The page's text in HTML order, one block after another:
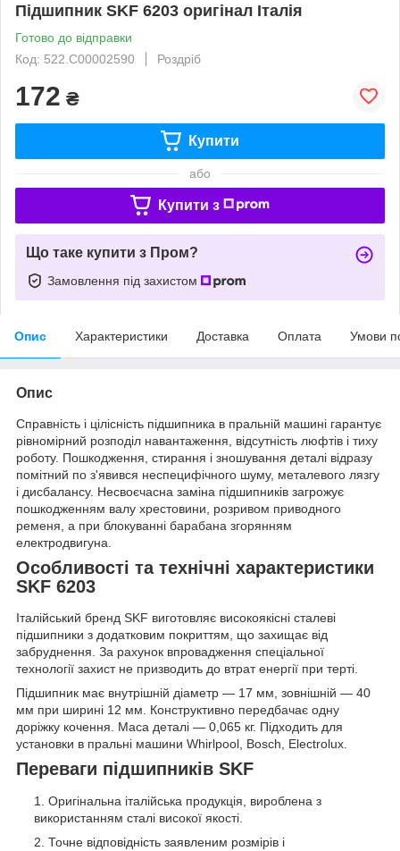
Підшипник SKF 6203 оригінал Італія
Готово до відправки
Код: 522.C00002590
Роздріб
172 ₴
Купити
або
Купити з
Що таке купити з Пром?
Замовлення під захистом
Опис Характеристики Доставка Оплата Умови
Опис
Справність і цілісність підшипника в пральній машині гарантує
рівномірний розподіл навантаження, відсутність люфтів і тиху
роботу. Пошкодження, стирання і зношування деталі відразу
помітний по з'явився неспецифічного шуму, металевого лязгу
і дисбалансу. Несвоєчасна заміна підшипників загрожує
пошкодженням валу хрестовини, розривом приводного
ременя, а при блокуванні барабана згорянням
електродвигуна.
Особливості та технічні характеристики
SKF 6203
Італійський бренд SKF виготовляє високоякісні сталеві
підшипники з додатковим покриттям, що захищає від
забруднення. За рахунок впровадження спеціальної
технології захист не призводить до втрат енергії при терті.
Підшипник має внутрішній діаметр — 17 мм, зовнішній — 40
мм при ширині 12 мм. Конструктивно передбачає одну
доріжку кочення. Маса деталі — 0,065 кг. Підходить для
установки в пральні машини Whirlpool, Bosch, Electrolux.
Переваги підшипників SKF
Оригінальна італійська продукція, вироблена з
використанням сталі високої якості.
Точне відповідність заявленим розмірів і